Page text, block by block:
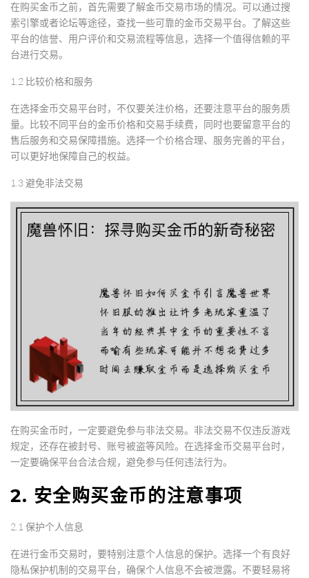
在购买金币之前，首先需要了解金币交易市场的情况。可以通过搜
索引擎或者论坛等途径，查找一些可靠的金币交易平台。了解这些
平台的信誉、用户评价和交易流程等信息，选择一个值得信赖的平
台进行交易。
1.2 比较价格和服务
在选择金币交易平台时，不仅要关注价格，还要注意平台的服务质
量。比较不同平台的金币价格和交易手续费，同时也要留意平台的
售后服务和交易保障措施。选择一个价格合理、服务完善的平台，
可以更好地保障自己的权益。
1.3 避免非法交易
在购买金币时，一定要避免参与非法交易。非法交易不仅违反游戏
规定，还存在被封号、账号被盗等风险。在选择金币交易平台时，
一定要确保平台合法合规，避免参与任何违法行为。
2. 安全购买金币的注意事项
2.1 保护个人信息
在进行金币交易时，要特别注意个人信息的保护。选择一个有良好
隐私保护机制的交易平台，确保个人信息不会被泄露。不要轻易将